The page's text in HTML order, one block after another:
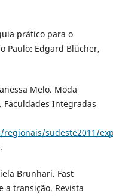
prático para o
Paulo: Edgard Blücher,
Melo. Moda
Faculdades Integradas
sudeste2011/
Brunhari. Fast
a transição. Revista